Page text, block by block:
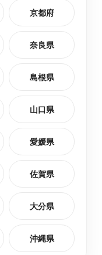
最短2日後お届け
京都府
奈良県
島根県
山口県
愛媛県
佐賀県
大分県
沖縄県